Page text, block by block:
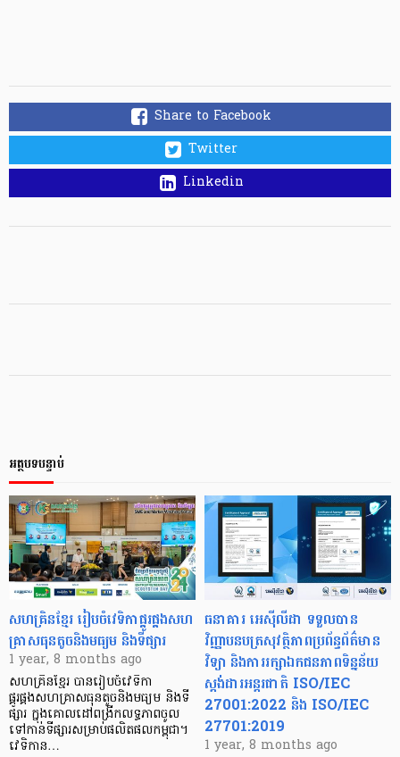
Share to Facebook
Twitter
Linkedin
អត្ថបទបន្ទាប់
សហគ្រិនខ្មែរ រៀបចំវេទិកាផ្គូរផ្គងសហ
គ្រាសធុនតូចនិងមធ្យម និងទីផ្សារ
1 year, 8 months ago
សហគ្រិនខ្មែរ បានរៀបចំវេទិកា
ផ្គូរផ្គងសហគ្រាសធុនតូចនិងមធ្យម និងទី
ផ្សារ ក្នុងគោលដៅពង្រីកលទ្ធភាពចូល
ទៅកាន់ទីផ្សារសម្រាប់ផលិតផលកម្ពុជា។
វេទិកាន…
ធនាគារ អេស៊ីលីដា ទទួលបាន
វិញ្ញាបនបត្រសុវត្ថិភាពប្រព័ន្ធព័ត៌មាន
វិទ្យា និងការរក្សាឯកជនភាពទិន្នន័យ
ស្តង់ដារអន្តរជាតិ ISO/IEC
27001:2022 និង ISO/IEC
27701:2019
1 year, 8 months ago